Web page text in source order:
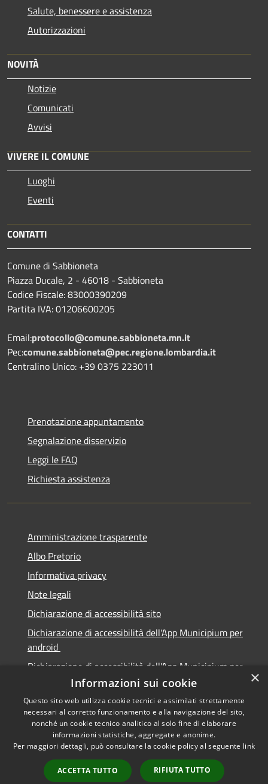
Salute, benessere e assistenza
Autorizzazioni
NOVITÀ
Notizie
Comunicati
Avvisi
VIVERE IL COMUNE
Luoghi
Eventi
CONTATTI
Comune di Sabbioneta
Piazza Ducale, 2 - 46018 - Sabbioneta
Codice Fiscale: 83000390209
Partita IVA: 01206600205
Email:protocollo@comune.sabbioneta.mn.it
Pec:comune.sabbioneta@pec.regione.lombardia.it
Centralino Unico: +39 0375 223011
Prenotazione appuntamento
Segnalazione disservizio
Leggi le FAQ
Richiesta assistenza
Amministrazione trasparente
Albo Pretorio
Informativa privacy
Note legali
Dichiarazione di accessibilità sito
Dichiarazione di accessibilità dell'App Municipium per
android
Dichiarazione di accessibilità dell'App Municipium per
RSS
Accessibilità
Copyright © 2026 • Città di
Municipium•
Accesso
×
Informazioni sui cookie
Questo sito web utilizza cookie tecnici e assimilati strettamente
necessari al corretto funzionamento e alla navigazione del sito,
nonché un cookie tecnico analitico al solo fine di elaborare
informazioni statistiche, aggregate e anonime.
Per maggiori dettagli, può consultare la cookie policy al seguente link
ACCETTA TUTTO RIFIUTA TUTTO